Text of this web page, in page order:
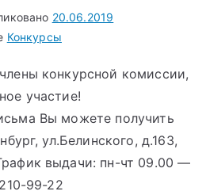
20.06.2019
Конкурсы
конкурсной комиссии,
участие!
Вы можете получить
ул.Белинского, д.163,
выдачи: пн-чт 09.00 —
99-22